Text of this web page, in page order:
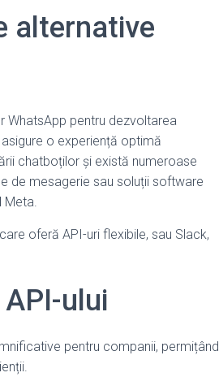
alternative
WhatsApp pentru dezvoltarea
o experiență optimă
chatboților și există numeroase
de mesagerie sau soluții software
Meta.
oferă API-uri flexibile, sau Slack,
ului
pentru companii, permițând